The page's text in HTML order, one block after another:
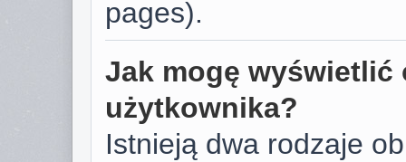
pages).
Jak mogę wyświetlić
użytkownika?
Istnieją dwa rodzaje